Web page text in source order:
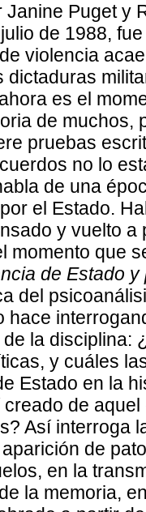
Puget y
de 1988,
violencia
es el
de muchos,
pruebas
no lo
de una
el Estado.
y vuelto
momento que
de Estado
del
hace
la disciplina:
y cuáles
Estado en la
de
Así interroga
de
en la
la memoria,